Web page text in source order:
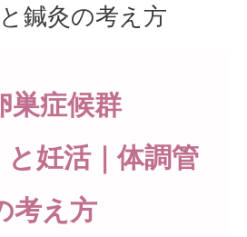
鍼灸の考え方
巣症候群
と妊活｜体調管
考え方